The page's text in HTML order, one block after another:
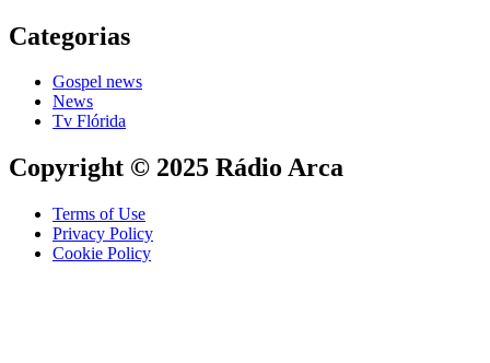
Categorias
Gospel news
News
Tv Flórida
Copyright © 2025 Rádio Arca
Terms of Use
Privacy Policy
Cookie Policy